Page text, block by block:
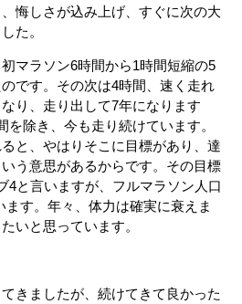
悔しさが込み上げ、すぐに次の大
た。
マラソン6時間から1時間短縮の5
です。その次は4時間、速く走れ
り、走り出して7年になります
を除き、今も走り続けています。
と、やはりそこに目標があり、達
う意思があるからです。その目標
4と言いますが、フルマラソン人口
す。年々、体力は確実に衰えま
いと思っています。
きましたが、続けてきて良かった